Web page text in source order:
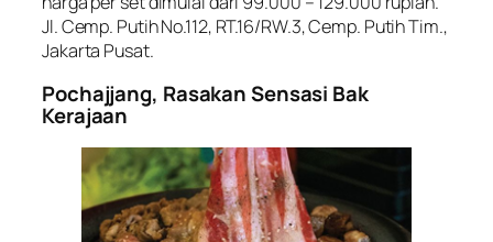
Jl. Cemp. Putih No.112, RT.16/RW.3, Cemp. Putih Tim.,
Jakarta Pusat.
Pochajjang, Rasakan Sensasi Bak
Kerajaan